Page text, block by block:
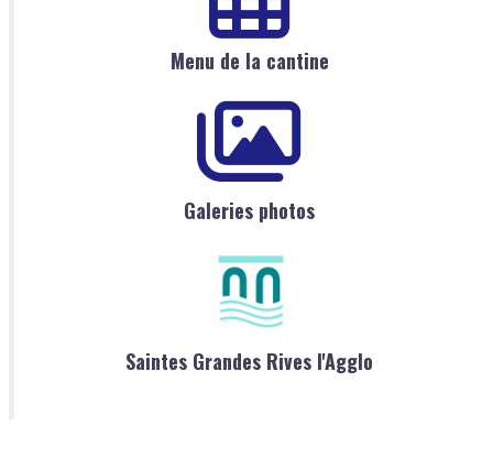
Menu de la cantine
Galeries photos
Saintes Grandes Rives l'Agglo